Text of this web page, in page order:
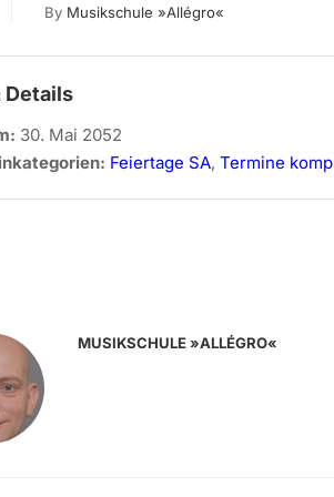
By Musikschule »allégro«
Details
30. Mai 2052
Feiertage SA, Termine
MUSIKSCHULE »ALLÉGRO«